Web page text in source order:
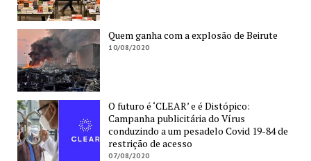
Quem ganha com a explosão de Beirute
10/08/2020
O futuro é ‘CLEAR’ e é Distópico:
Campanha publicitária do Vírus
conduzindo a um pesadelo Covid 19-84 de
restrição de acesso
07/08/2020